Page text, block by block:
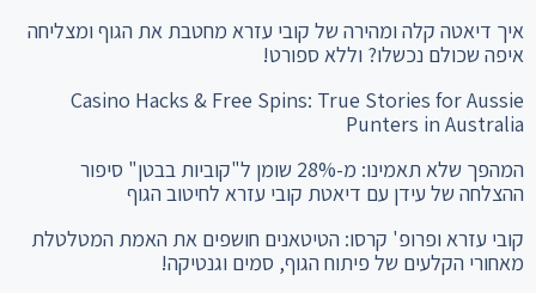
איך דיאטה קלה ומהירה של קובי עזרא מחטבת את הגוף ומצליחה
איפה שכולם נכשלו? וללא ספורט!
Casino Hacks & Free Spins: True Stories for Aussie
Punters in Australia
המהפך שלא תאמינו: מ-28% שומן ל"קוביות בבטן" סיפור
ההצלחה של עידן עם דיאטת קובי עזרא לחיטוב הגוף
קובי עזרא ופרופ' קרסו: הטיטאנים חושפים את האמת המטלטלת
מאחורי הקלעים של פיתוח הגוף, סמים וגנטיקה!